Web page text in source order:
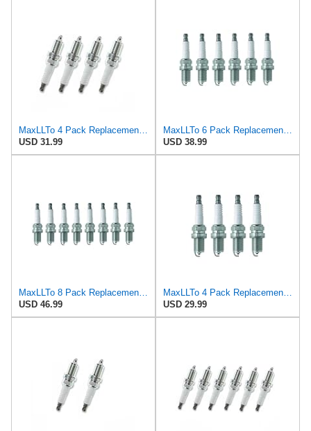
MaxLLTo 4 Pack Replacement 4291 V-Power Spark Plug for Bosch F7LC0R2 F7LCOR2 F7LCOT2 F7LCR FR7LCX
USD 31.99
MaxLLTo 6 Pack Replacement 7373 V-Power Spark Plug for Bosch 7553 7554 7555 F7DC FR6DCX FR7DC FRDCX
USD 38.99
MaxLLTo 8 Pack Replacement 7373 V-Power Spark Plug for Bosch 7553 7554 7555 F7DC FR6DCX FR7DC FRDCX
USD 46.99
MaxLLTo 4 Pack Replacement 7373 V-Power Spark Plug for Bosch 7553 7554 7555 F7DC FR6DCX FR7DC FRDCX
USD 29.99